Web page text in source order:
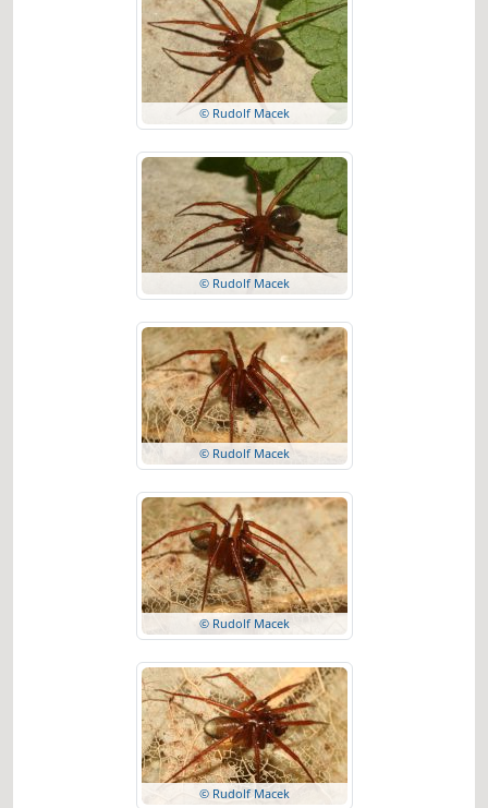
© Rudolf Macek
© Rudolf Macek
© Rudolf Macek
© Rudolf Macek
© Rudolf Macek